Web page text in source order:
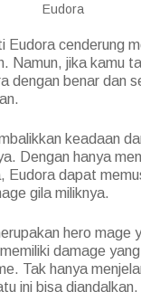
Eudora
Eudora cenderung
Namun, jika kamu
dengan benar dan
keadaan
Dengan hanya
Eudora dapat
gila miliknya.
hero mage
damage
Tak hanya
ini bisa